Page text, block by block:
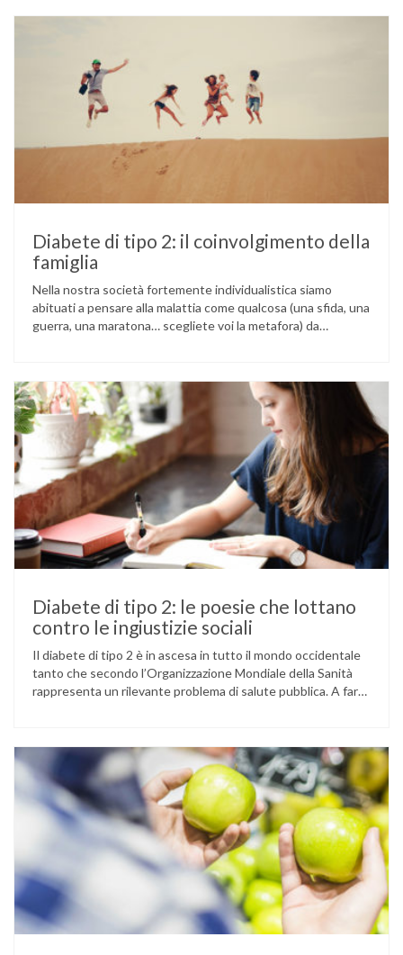
Diabete di tipo 2: il coinvolgimento della
famiglia
Nella nostra società fortemente individualistica siamo
abituati a pensare alla malattia come qualcosa (una sfida, una
guerra, una maratona… scegliete voi la metafora) da
le avversità della vita può essere un forte stimolo a reagire
con responsabilità …
Diabete di tipo 2: le poesie che lottano
contro le ingiustizie sociali
Il diabete di tipo 2 è in ascesa in tutto il mondo occidentale
tanto che secondo l’Organizzazione Mondiale della Sanità
rappresenta un rilevante problema di salute pubblica. A fare
che la salute non è esclusivamente un problema individuale